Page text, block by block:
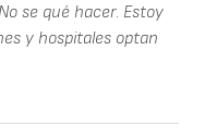
se qué hacer. Estoy
y hospitales optan